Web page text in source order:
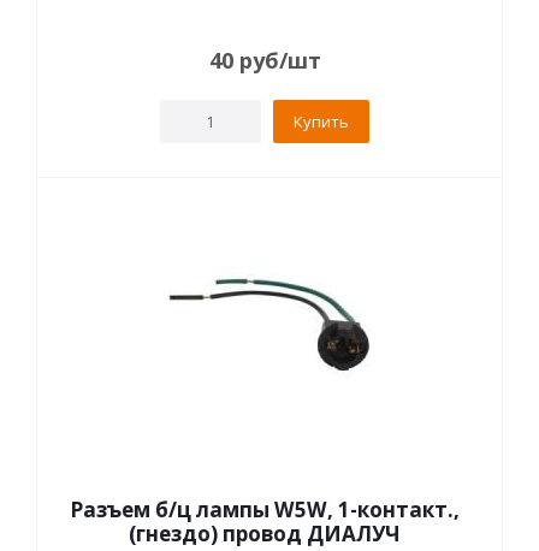
40 руб/шт
Купить
Разъем б/ц лампы W5W, 1-контакт.,
(гнездо) провод ДИАЛУЧ